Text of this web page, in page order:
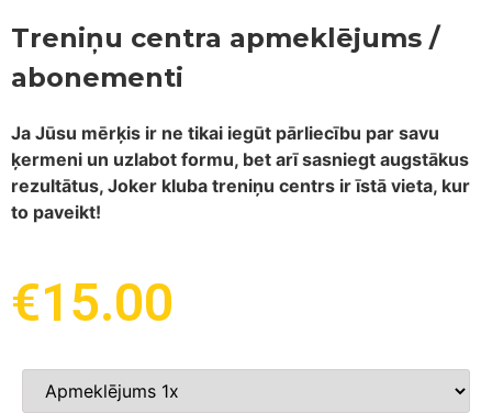
Treniņu centra apmeklējums /
abonementi
Ja Jūsu mērķis ir ne tikai iegūt pārliecību par savu
ķermeni un uzlabot formu, bet arī sasniegt augstākus
rezultātus, Joker kluba treniņu centrs ir īstā vieta, kur
to paveikt!
€15.00